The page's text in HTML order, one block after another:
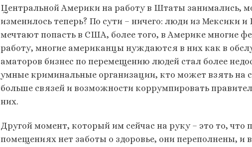
Центральной Америки на работу в Штаты занимались,
изменилось теперь? По сути – ничего: люди из Мексики
мечтают попасть в США, более того, в Америке многие
работу, многие американцы нуждаются в них как в
аматоров бизнес по перемещению людей стал более
умные криминальные организации, кто может взять на
больше связей и возможности коррумпировать
них.
Другой момент, который им сейчас на руку – это то,
помещениях нет заботы о здоровье, они переполнены, и